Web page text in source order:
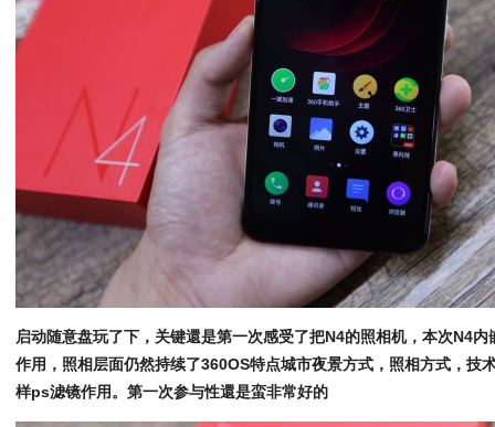
启动随意盘玩了下，关键還是第一次感受了把N4的照相机，本次N4
作用，照相层面仍然持续了360OS特点城市夜景方式，照相方式，技
样ps滤镜作用。第一次参与性還是蛮非常好的